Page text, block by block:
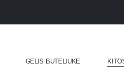
GELIS BUTELIUKE